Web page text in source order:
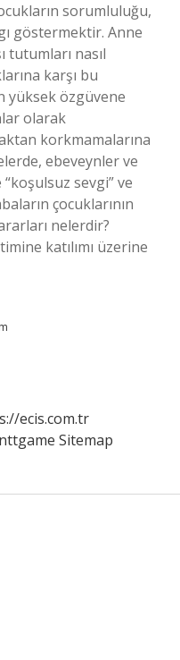
sorumluluğu,
göstermektir. Anne
tutumları nasıl
karşı bu
yüksek özgüvene
olarak
korkmamalarına
ebeveynler ve
sevgi” ve
çocuklarının
nelerdir?
katılımı üzerine
ecis.com.tr
nttgame Sitemap